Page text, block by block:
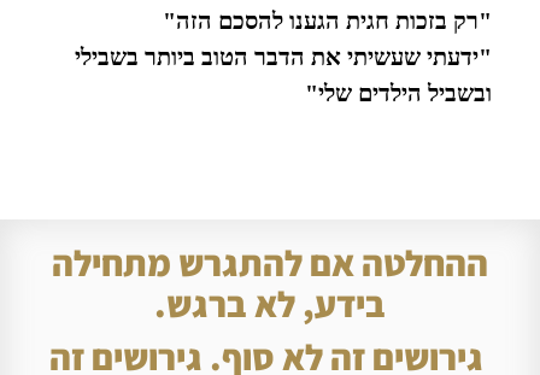
"רק בזכות חגית הגענו להסכם הזה"
"ידעתי שעשיתי את הדבר הטוב ביותר בשבילי
ובשביל הילדים שלי"
ההחלטה אם להתגרש מתחילה
בידע, לא ברגש.
גירושים זה לא סוף. גירושים זה